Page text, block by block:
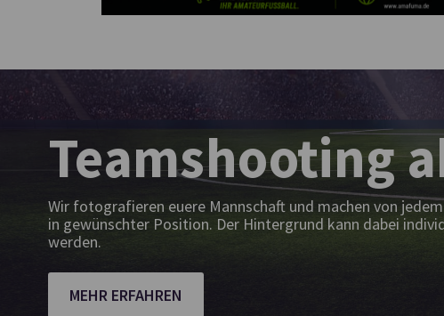
Teamshooting
Wir fotografieren euere Mannschaft und machen von
in gewünschter Position. Der Hintergrund kann dabei
werden.
MEHR ERFAHREN